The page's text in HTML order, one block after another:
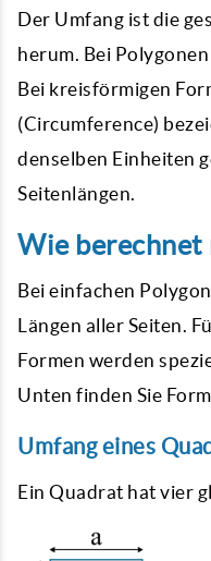
Der Umfang ist die
herum. Bei
Bei kreisförmigen
(Circumference)
denselben Einheiten
Seitenlängen.
Wie berechnet
Bei einfachen
Längen aller Seiten.
Formen werden
Unten finden Sie
Umfang eines
Ein Quadrat hat vier